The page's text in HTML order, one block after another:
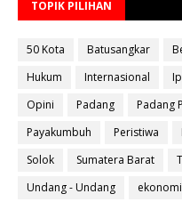
TOPIK PILIHAN
50 Kota Batusangkar
Hukum
Internasional
Opini
Padang Padang
Payakumbuh
Peristiwa
Solok
Sumatera Barat
Undang - Undang
ekonomi